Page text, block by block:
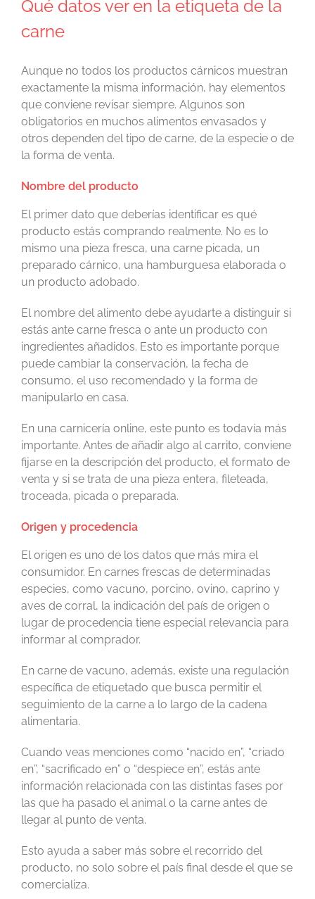
Qué datos ver en la etiqueta de la
carne
Aunque no todos los productos cárnicos muestran
exactamente la misma información, hay elementos
que conviene revisar siempre. Algunos son
obligatorios en muchos alimentos envasados y
otros dependen del tipo de carne, de la especie o de
la forma de venta.
Nombre del producto
El primer dato que deberías identificar es qué
producto estás comprando realmente. No es lo
mismo una pieza fresca, una carne picada, un
preparado cárnico, una hamburguesa elaborada o
un producto adobado.
El nombre del alimento debe ayudarte a distinguir si
estás ante carne fresca o ante un producto con
ingredientes añadidos. Esto es importante porque
puede cambiar la conservación, la fecha de
consumo, el uso recomendado y la forma de
manipularlo en casa.
En una carnicería online, este punto es todavía más
importante. Antes de añadir algo al carrito, conviene
fijarse en la descripción del producto, el formato de
venta y si se trata de una pieza entera, fileteada,
troceada, picada o preparada.
Origen y procedencia
El origen es uno de los datos que más mira el
consumidor. En carnes frescas de determinadas
especies, como vacuno, porcino, ovino, caprino y
aves de corral, la indicación del país de origen o
lugar de procedencia tiene especial relevancia para
informar al comprador.
En carne de vacuno, además, existe una regulación
específica de etiquetado que busca permitir el
seguimiento de la carne a lo largo de la cadena
alimentaria.
Cuando veas menciones como “nacido en”, “criado
en”, “sacrificado en” o “despiece en”, estás ante
información relacionada con las distintas fases por
las que ha pasado el animal o la carne antes de
llegar al punto de venta.
Esto ayuda a saber más sobre el recorrido del
producto, no solo sobre el país final desde el que se
comercializa.